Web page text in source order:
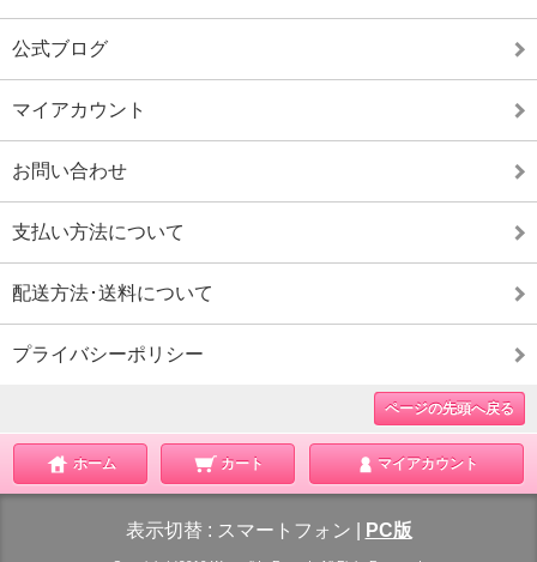
公式ブログ
マイアカウント
お問い合わせ
支払い方法について
配送方法･送料について
プライバシーポリシー
ページの先頭へ戻る
ホーム カート マイアカウント
表示切替 : スマートフォン PC版